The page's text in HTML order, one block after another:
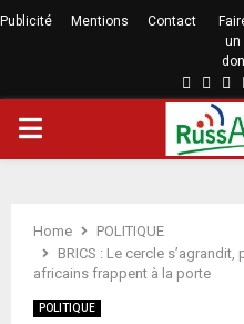
Publicité Mentions Contact
un
don
Home
POLITIQUE
BRICS : Le cercle
africains frappent à la porte
POLITIQUE